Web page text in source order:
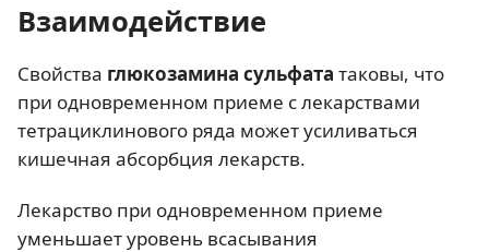
Взаимодействие
Свойства глюкозамина сульфата таковы, что
при одновременном приеме с лекарствами
тетрациклинового ряда может усиливаться
кишечная абсорбция лекарств.
Лекарство при одновременном приеме
уменьшает уровень всасывания